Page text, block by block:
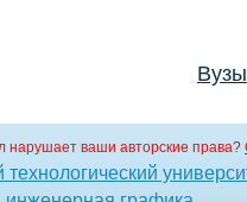
Вузы
нарушает ваши авторские права?
технологический